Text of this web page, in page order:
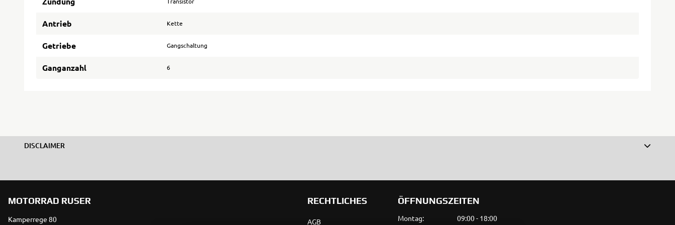
Antrieb Kette
Getriebe Gangschaltung
Ganganzahl 6
DISCLAIMER
MOTORRAD RUSER
Kamperrege 80
RECHTLICHES
AGB
ÖFFNUNGSZEITEN
Montag:
09:00 - 18:00